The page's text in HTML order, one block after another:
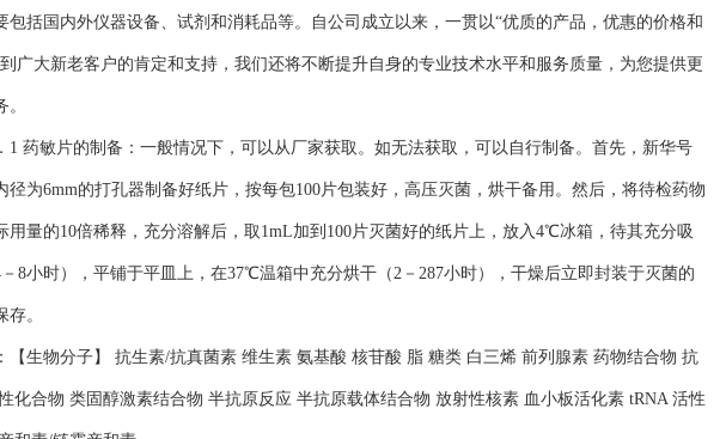
包括国内外仪器设备、试剂和消耗品等。自公司成立以来，一贯以“优质的产品，优惠的价格和
广大新老客户的肯定和支持，我们还将不断提升自身的专业技术水平和服务质量，为您提供更
1 药敏片的制备：一般情况下，可以从厂家获取。如无法获取，可以自行制备。首先，新华号
径为6mm的打孔器制备好纸片，按每包100片包装好，高压灭菌，烘干备用。然后，将待检药物
用量的10倍稀释，充分溶解后，取1mL加到100片灭菌好的纸片上，放入4℃冰箱，待其充分吸
8小时），平铺于平皿上，在37℃温箱中充分烘干（2－287小时），干燥后立即封装于灭菌的
。
【生物分子】 抗生素/抗真菌素 维生素 氨基酸 核苷酸 脂 糖类 白三烯 前列腺素 药物结合物 抗
化合物 类固醇激素结合物 半抗原反应 半抗原载体结合物 放射性核素 血小板活化素 tRNA 活性